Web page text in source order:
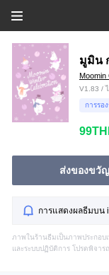
มูมิน
Moomin
V1.83 /
การรอ
ส่งของขวัญ
การแสดงผลธีมบน
ภาพในร้านธีมเป็นภาพประกอบ
และระบบปฏิบัติการ โปรดพิจา